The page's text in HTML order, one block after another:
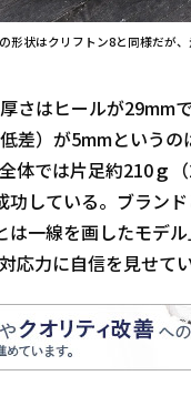
形状はクリフトン8と同様だが
さはヒールが29mm
低差）が5mmというの
体では片足約210ｇ（
功している。ブランド
は一線を画したモデ
応力に自信を見せてい